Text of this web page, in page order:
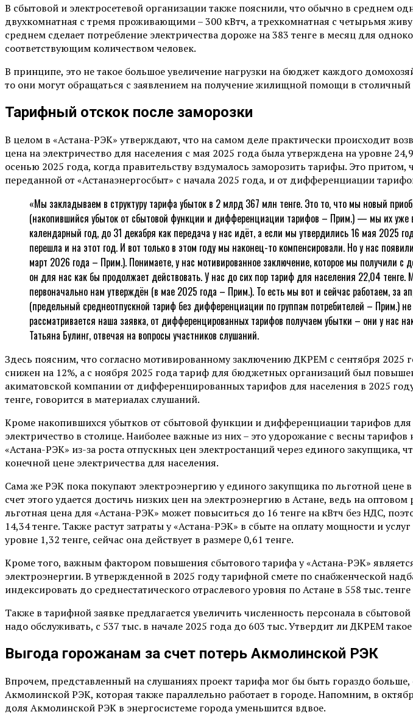
В сбытовой и электросетевой организации также пояснили, что обычно в среднем
двухкомнатная с тремя проживающими – 300 кВтч, а трехкомнатная с четырьмя
среднем сделает потребление электричества дороже на 383 тенге в месяц для
соответствующим количеством человек.
В принципе, это не такое большое увеличение нагрузки на бюджет каждого
то они могут обращаться с заявлением на получение жилищной помощи в
Тарифный отскок после заморозки
В целом в «Астана-РЭК» утверждают, что на самом деле практически происходит
цена на электричество для населения с мая 2025 года была утверждена на уровне
осенью 2025 года, когда правительству вздумалось заморозить тарифы. Это
переданной от «Астанаэнергосбыт» с начала 2025 года, и от дифференциации
«Мы закладываем в структуру тарифа убыток в 2 млрд 367 млн тенге. Это то, что мы новый
(накопившийся убыток от сбытовой функции и дифференциации тарифов – Прим.) — мы их уже
календарный год, до 31 декабря как передача у нас идёт, а если мы утвердились 16 мая 2025
перешла и на этот год. И вот только в этом году мы наконец-то компенсировали. Но у нас
март 2026 года – Прим.). Понимаете, у нас мотивированное заключение, которое мы получили
он для нас как бы продолжает действовать. У нас до сих пор тариф для населения 22,04
первоначально нам утверждён (в мае 2025 года – Прим.). То есть мы вот и сейчас работаем, за
(предельный среднеотпускной тариф без дифференциации по группам потребителей – Прим.)
рассматривается наша заявка, от дифференцированных тарифов получаем убытки – они у нас
Татьяна Булинг, отвечая на вопросы участников слушаний.
Здесь поясним, что согласно мотивированному заключению ДКРЕМ с сентября
снижен на 12%, а с ноября 2025 года тариф для бюджетных организаций был
акиматовской компании от дифференцированных тарифов для населения в 2025
тенге, говорится в материалах слушаний.
Кроме накопившихся убытков от сбытовой функции и дифференциации тарифов
электричество в столице. Наиболее важные из них – это удорожание с весны
«Астана-РЭК» из-за роста отпускных цен электростанций через единого закупщика,
конечной цене электричества для населения.
Сама же РЭК пока покупают электроэнергию у единого закупщика по льготной
счет этого удается достичь низких цен на электроэнергию в Астане, ведь на
льготная цена для «Астана-РЭК» может повыситься до 16 тенге на кВтч без НДС,
14,34 тенге. Также растут затраты у «Астана-РЭК» в сбыте на оплату мощности и
уровне 1,32 тенге, сейчас она действует в размере 0,61 тенге.
Кроме того, важным фактором повышения сбытового тарифа у «Астана-РЭК»
электроэнергии. В утвержденной в 2025 году тарифной смете по снабженческой
индексировать до среднестатического отраслевого уровня по Астане в 558 тыс.
Также в тарифной заявке предлагается увеличить численность персонала в
надо обслуживать, с 537 тыс. в начале 2025 года до 603 тыс. Утвердит ли ДКРЕМ
Выгода горожанам за счет потерь Акмолинской РЭК
Впрочем, представленный на слушаниях проект тарифа мог бы быть гораздо
Акмолинской РЭК, которая также параллельно работает в городе. Напомним, в
доля Акмолинской РЭК в энергосистеме города уменьшится вдвое.